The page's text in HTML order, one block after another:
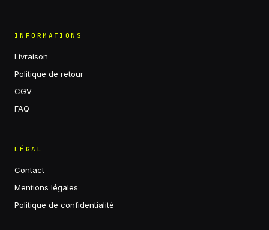
INFORMATIONS
Livraison
Politique de retour
CGV
FAQ
LÉGAL
Contact
Mentions légales
Politique de confidentialité